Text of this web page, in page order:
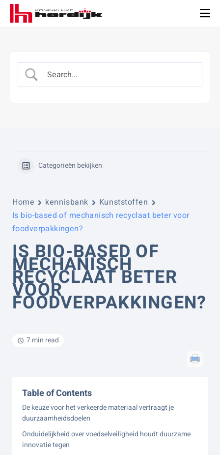
Koninklijke
Hordijk
Categorieën bekijken
Home kennisbank
Kunststoffen
Is bio-based of mechanisch recyclaat beter voor
foodverpakkingen?
IS BIO-BASED OF
MECHANISCH
RECYCLAAT BETER
VOOR
FOODVERPAKKINGEN?
7 min read
Table of Contents
De keuze voor het verkeerde materiaal vertraagt je
duurzaamheidsdoelen
Onduidelijkheid over voedselveiligheid houdt duurzame
innovatie tegen